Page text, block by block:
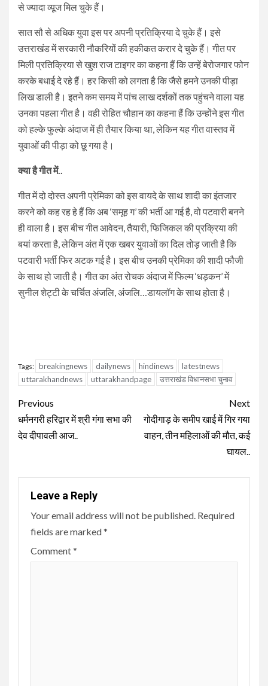
से ज्यादा व्यूज मिल चुके हैं।
सात सौ से अधिक युवा इस पर अपनी प्रतिक्रिया दे चुके हैं। इसे
उत्तराखंड में सरकारी नौकरियों की हकीकत करार दे चुके हैं। गीत पर
मिली प्रतिक्रिया से खुश राज टाइगर का कहना हैं कि उन्हें बेरोजगार फोन
करके बधाई दे रहे हैं। हर किसी को लगता है कि जैसे हमने उनकी पीड़ा
लिख डाली है। इतने कम समय में पांच लाख दर्शकों तक पहुंचने वाला यह
उनका पहला गीत है। वही रोहित चौहान का कहना हैं कि उन्होंने इस गीत
को हल्के फुल्के अंदाज में ही तैयार किया था, लेकिन यह गीत वास्तव में
युवाओं की पीड़ा को छू गया है।
क्या है गीत में..
गीत में दो दोस्त अपनी प्रेमिका को इस वायदे के साथ शादी का इंतजार
करने को कह रह हे हैं कि अब ‘समूह ग’ की भर्ती आ गई है, वो पटवारी बनने
ही वाला है। इस बीच गीत आवेदन, तैयारी, फिजिकल की प्रक्रिया की
बयां करता है, लेकिन अंत में एक खबर युवाओं का दिल तोड़ जाती है कि
पटवारी भर्ती फिर अटक गई है। इस बीच उनकी प्रेमिका की शादी फौजी
के साथ हो जाती है। गीत का अंत रोचक अंदाज में फिल्म ‘धड़कन’ में
सुनील शेट्टी के चर्चित अंजलि, अंजलि…डायलॉग के साथ होता है।
Tags: breakingnews dailynews hindinews
latestnews
uttarakhandnews
uttarakhandpage उत्तराखंड विधानसभा चुनाव
Continue
Reading
Previous
धर्मनगरी हरिद्वार में श्री गंगा सभा की
देव दीपावली आज..
Next
गोदीगाड़ के समीप खाई में गिर गया
वाहन, तीन महिलाओं की मौत, कई
घायल..
Leave a Reply
Your email address will not be published. Required
fields are marked*
Comment*